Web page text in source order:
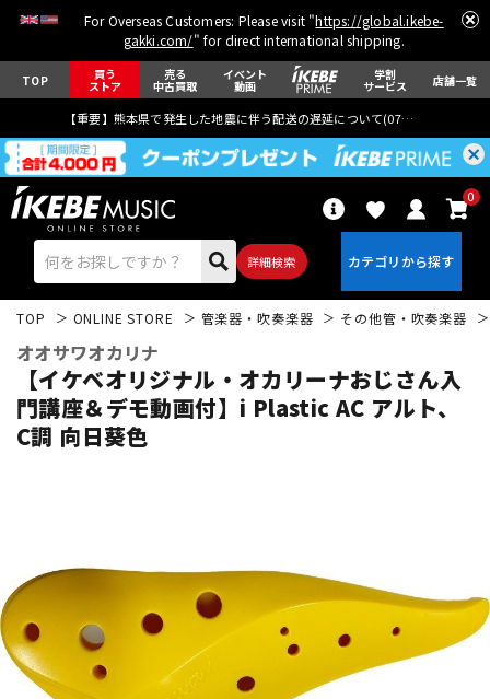
For Overseas Customers: Please visit "https://global.ikebe-
gakki.com/" for direct international shipping.
TOP 買う
ストア
売る
中古買取
イベント
動画
学割
サービス 店舗一覧
【重要】熊本県で発生した地震に伴う配送の遅延について(07月29日
詳細検索
0
エレキギター
パーカッション
キーボード 電子ピアノ
TOP ONLINE STORE 管楽器・吹奏楽器 その他管・吹奏楽器
オオサワオカリナ
【イケベオリジナル・オカリーナおじさん入
門講座＆デモ動画付】i Plastic AC アルト、
C調 向日葵色